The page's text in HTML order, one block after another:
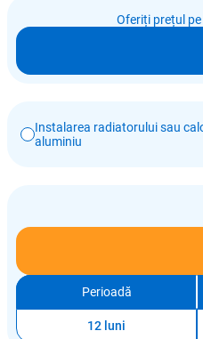
Oferiți prețul
Instalarea radiatorului sau
aluminiu
Perioadă
12 luni